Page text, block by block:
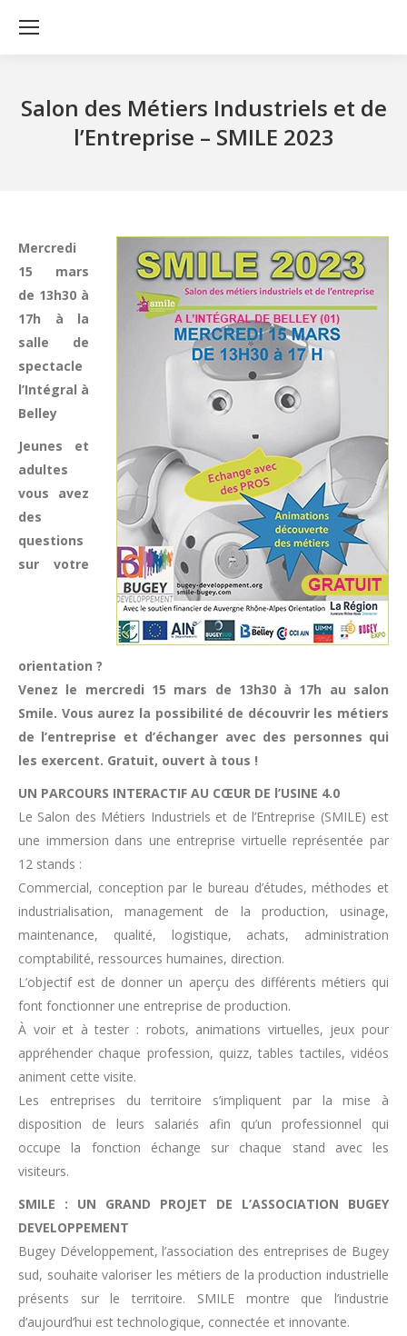
Salon des Métiers Industriels et de
l’Entreprise – SMILE 2023
Mercredi
15 mars
de 13h30 à
17h à la
salle de
spectacle
l’Intégral à
Belley
Jeunes et
adultes
vous avez
des
questions
sur votre
orientation ?
Venez le mercredi 15 mars de 13h30 à 17h au salon
Smile. Vous aurez la possibilité de découvrir les métiers
de l’entreprise et d’échanger avec des personnes qui
les exercent. Gratuit, ouvert à tous !
UN PARCOURS INTERACTIF AU CŒUR DE l’USINE 4.0
Le Salon des Métiers Industriels et de l’Entreprise (SMILE) est
une immersion dans une entreprise virtuelle représentée par
12 stands :
Commercial, conception par le bureau d’études, méthodes et
industrialisation, management de la production, usinage,
maintenance, qualité, logistique, achats, administration
comptabilité, ressources humaines, direction.
L’objectif est de donner un aperçu des différents métiers qui
font fonctionner une entreprise de production.
À voir et à tester : robots, animations virtuelles, jeux pour
appréhender chaque profession, quizz, tables tactiles, vidéos
animent cette visite.
Les entreprises du territoire s’impliquent par la mise à
disposition de leurs salariés afin qu’un professionnel qui
occupe la fonction échange sur chaque stand avec les
visiteurs.
SMILE : UN GRAND PROJET DE L’ASSOCIATION BUGEY
DEVELOPPEMENT
Bugey Développement, l’association des entreprises de Bugey
sud, souhaite valoriser les métiers de la production industrielle
présents sur le territoire. SMILE montre que l’industrie
d’aujourd’hui est technologique, connectée et innovante.